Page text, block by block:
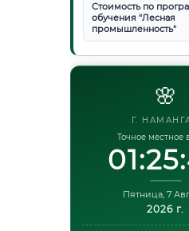
Стоимость по
обучения "Лесная
промышленность"
🌸
Г.
Точное местное
Пятница, 7
2026 г.